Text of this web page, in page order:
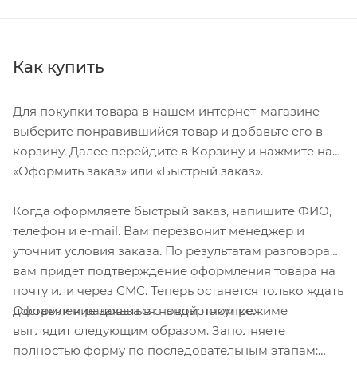
Как купить
Для покупки товара в нашем интернет-магазине
выберите понравившийся товар и добавьте его в
корзину. Далее перейдите в Корзину и нажмите на
«Оформить заказ» или «Быстрый заказ».
Когда оформляете быстрый заказ, напишите ФИО,
телефон и e-mail. Вам перезвонит менеджер и
уточнит условия заказа. По результатам разговора
вам придет подтверждение оформления товара на
почту или через СМС. Теперь останется только ждать
доставки и радоваться новой покупке.
Оформление заказа в стандартном режиме
выглядит следующим образом. Заполняете
полностью форму по последовательным этапам: